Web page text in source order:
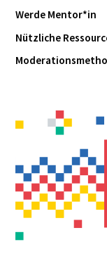
Werde Mentor*in
Nützliche